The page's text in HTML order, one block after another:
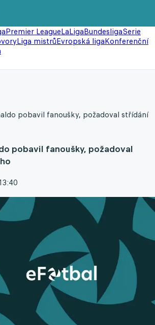
Premier LeagueLaLigaBundesligaSerie
Liga mistrůEvropská ligaKonferenční
pobavil fanoušky, požadoval střídání
pobavil fanoušky, požadoval